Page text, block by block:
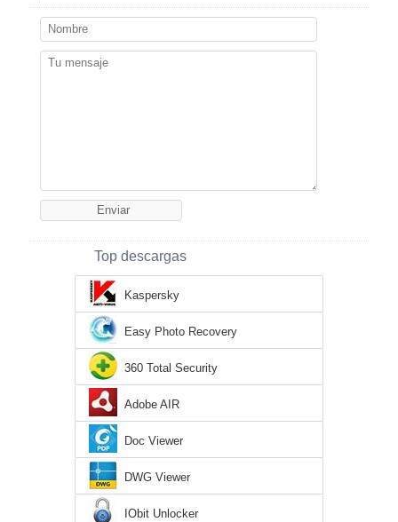
Top descargas
Kaspersky
Easy Photo Recovery
360 Total Security
Adobe AIR
Doc Viewer
DWG Viewer
IObit Unlocker